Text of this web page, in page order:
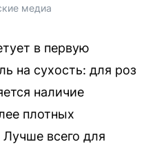
медиа
в первую
на сухость: для роз
наличие
плотных
Лучше всего для